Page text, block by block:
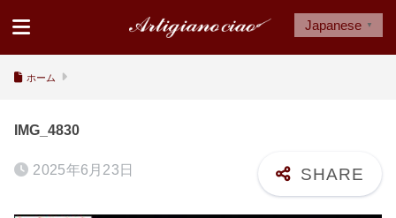
ホーム
IMG_4830
2025年6月23日
Japanese ▼